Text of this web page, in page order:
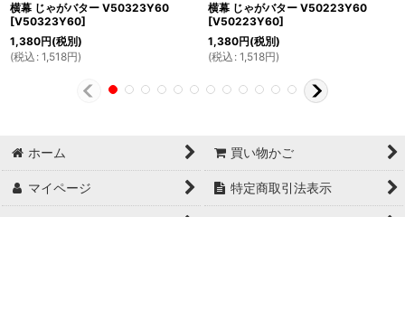
横幕 じゃがバター V50323Y60
[V50323Y60]
1,380円(税別)
(税込 : 1,518円)
横幕 じゃがバター V50223Y60
[V50223Y60]
1,380円(税別)
(税込 : 1,518円)
ホーム 買い物かご
マイページ 特定商取引法表示